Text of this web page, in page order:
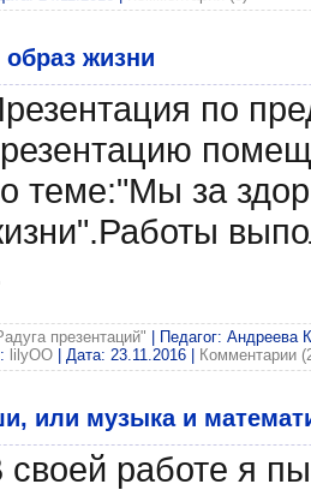
жизни
по
теме:"Мы за
презентаций" | Педагог: Андреева
lilyOO | Дата: 23.11.2016 Комментарии
или музыка и
своей работе я